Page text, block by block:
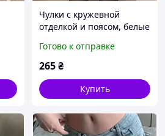
Чулки с кружевной
отделкой и поясом, белые
Готово к отправке
265₴
Купить